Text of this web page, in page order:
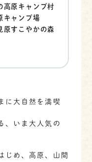
高原キャンプ村
キャンプ場
原すこやかの森
に大自然を満喫
、いま大人気の
じめ、高原、山間